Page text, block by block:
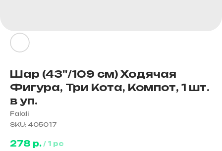
Шар (43''/109 см) Ходячая
Фигура, Три Кота, Компот, 1 шт.
в уп.
Falali
SKU: 405017
278 р. / 1 pc